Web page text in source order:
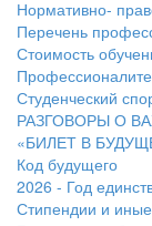
Нормативно-
Перечень
Стоимость
Студенческий
РАЗГОВОРЫ О
«БИЛЕТ В
Код будущего
2026 - Год
Стипендии и